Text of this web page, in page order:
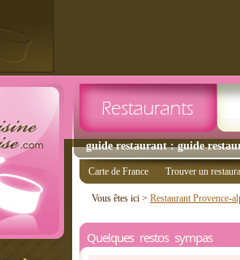
guide restaurant : guide
Carte de France Trouver un
Vous êtes ici > Restaurant Provence-
Quelques restos sympas